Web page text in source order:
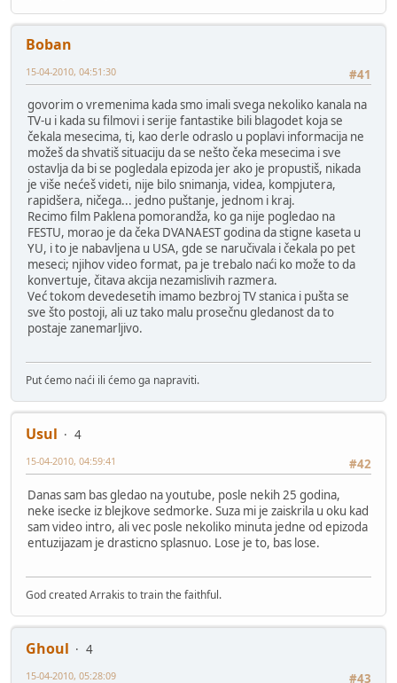
Boban
#41
15-04-2010, 04:51:30
govorim o vremenima kada smo imali svega nekoliko kanala na
TV-u i kada su filmovi i serije fantastike bili blagodet koja se
čekala mesecima, ti, kao derle odraslo u poplavi informacija ne
možeš da shvatiš situaciju da se nešto čeka mesecima i sve
ostavlja da bi se pogledala epizoda jer ako je propustiš, nikada
je više nećeš videti, nije bilo snimanja, videa, kompjutera,
rapidšera, ničega... jedno puštanje, jednom i kraj.
Recimo film Paklena pomorandža, ko ga nije pogledao na
FESTU, morao je da čeka DVANAEST godina da stigne kaseta u
YU, i to je nabavljena u USA, gde se naručivala i čekala po pet
meseci; njihov video format, pa je trebalo naći ko može to da
konvertuje, čitava akcija nezamislivih razmera.
Već tokom devedesetih imamo bezbroj TV stanica i pušta se
sve što postoji, ali uz tako malu prosečnu gledanost da to
postaje zanemarljivo.
Put ćemo naći ili ćemo ga napraviti.
Usul
4
#42
15-04-2010, 04:59:41
Danas sam bas gledao na youtube, posle nekih 25 godina,
neke isecke iz blejkove sedmorke. Suza mi je zaiskrila u oku kad
sam video intro, ali vec posle nekoliko minuta jedne od epizoda
entuzijazam je drasticno splasnuo. Lose je to, bas lose.
God created Arrakis to train the faithful.
Ghoul
4
#43
15-04-2010, 05:28:09